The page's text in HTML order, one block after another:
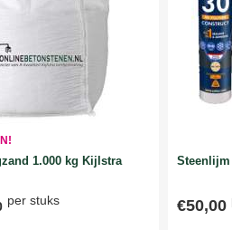
1.000 kg Kijlstra
per stuks €50,00